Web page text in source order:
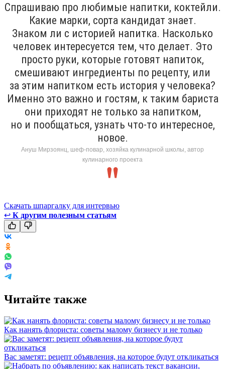
Спрашиваю про любимые напитки, коктейли.
Какие марки, сорта кандидат знает.
Знаком ли с историей напитка. Насколько
человек интересуется тем, что делает. Это
просто руки, которые готовят напиток,
смешивают ингредиенты по рецепту, или
за этим напитком есть история у человека?
Именно это важно и гостям, к таким бариста
они приходят не только за напитком,
но и пообщаться, узнать что-то интересное,
новое.
Ануш Мирзоянц, шеф-повар, хозяйка кулинарной школы, автор
кулинарного проекта
Скачать шпаргалку для интервью
↩ К другим полезным статьям
Читайте также
Как нанять флориста: советы малому бизнесу и не только
Вас заметят: рецепт объявления, на которое будут откликаться